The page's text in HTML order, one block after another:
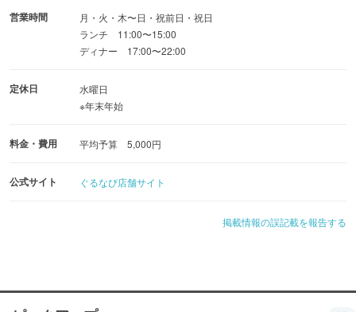
空間を多数ご用意。
誕生日、七五三、入学祝い、お顔合わせ、還暦のお祝いな
どにも最適です。
極上の牛肉料理と共に至福のひとときをぜひ。
営業時間
月・火・木〜日・祝前日・祝日
ランチ 11:00〜15:00
ディナー 17:00〜22:00
定休日
水曜日
※年末年始
料金・費用 平均予算 5,000円
公式サイト ぐるなび店舗サイト
掲載情報の誤記載を報告する